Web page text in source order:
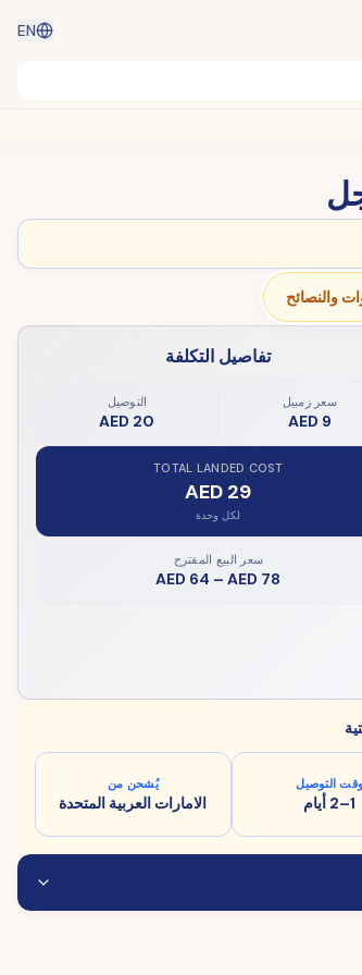
EN
والنصائح
تفاصيل التكلفة
سعر زمبيل
AED 9
التوصيل
AED 20
TOTAL LANDED COST
AED 29
لكل وحدة
سعر البيع المقترح
AED 64 –AED 78
وقت التوصيل
1–2 أيام
يُشحن من
الامارات العربية المتحدة